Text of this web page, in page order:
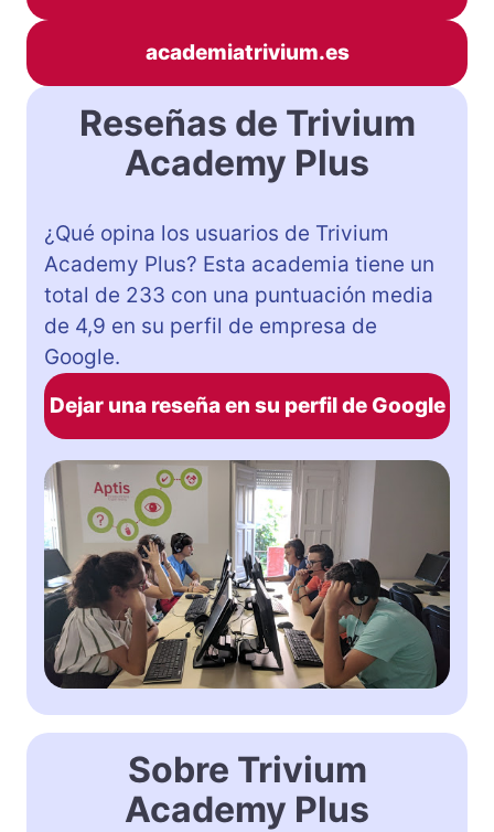
academiatrivium.es
Reseñas de Trivium
Academy Plus
¿Qué opina los usuarios de Trivium
Academy Plus? Esta academia tiene un
total de 233 con una puntuación media
de 4,9 en su perfil de empresa de
Google.
Dejar una reseña en su perfil de Google
Sobre Trivium
Academy Plus